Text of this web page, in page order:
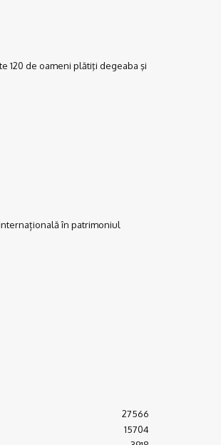
120 de oameni plătiţi degeaba şi
în patrimoniul
27566
15704